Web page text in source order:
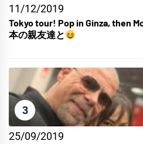
11/12/2019
Tokyo tour! Pop in Ginza, then
本の親友達と
3
25/09/2019